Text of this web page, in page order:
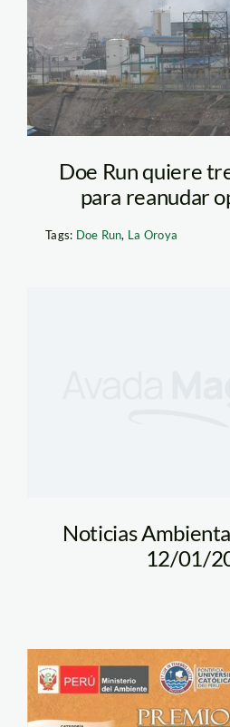
Doe Run quiere
para reanudar
Tags: Doe Run, La Oroya
Noticias
12/01/